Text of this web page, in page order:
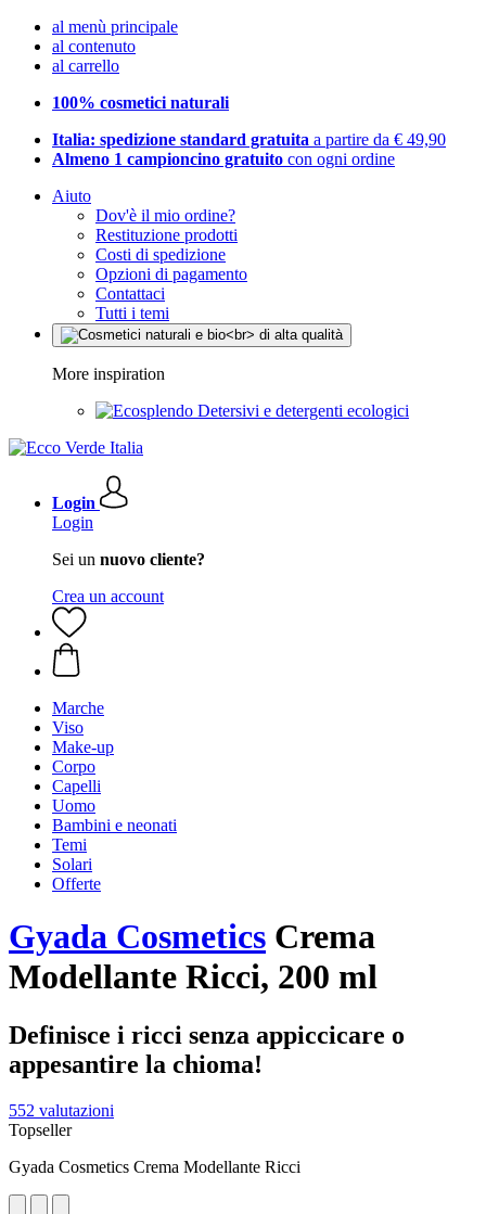
al menù principale
al contenuto
al carrello
100% cosmetici naturali
Italia: spedizione standard gratuita a partire da € 49,90
Almeno 1 campioncino gratuito con ogni ordine
Aiuto
Dov'è il mio ordine?
Restituzione prodotti
Costi di spedizione
Opzioni di pagamento
Contattaci
Tutti i temi
More inspiration
Detersivi e detergenti ecologici
Login
Login
Sei un nuovo cliente?
Crea un account
Marche
Viso
Make-up
Corpo
Capelli
Uomo
Bambini e neonati
Temi
Solari
Offerte
Gyada Cosmetics Crema
Modellante Ricci, 200 ml
Definisce i ricci senza appiccicare o
appesantire la chioma!
552 valutazioni
Topseller
Gyada Cosmetics Crema Modellante Ricci